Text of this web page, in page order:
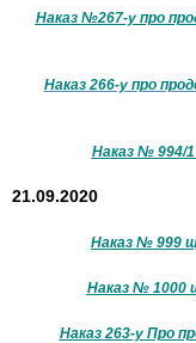
Наказ №267-у про
Наказ 266-у про
Наказ № 994/1
21.09.2020
Наказ № 999
Наказ № 1000
Наказ 263-у Про